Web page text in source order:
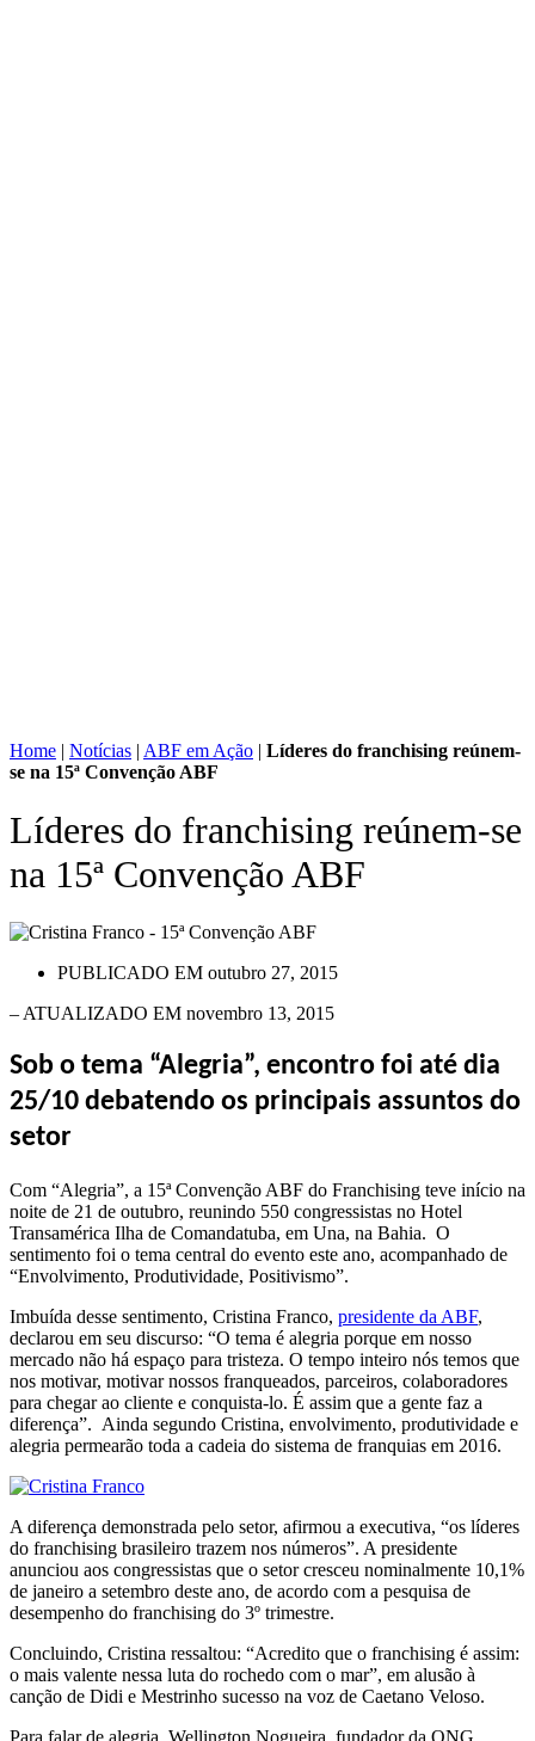
Home | Notícias | ABF em Ação | Líderes do franchising reúnem-
se na 15ª Convenção ABF
Líderes do franchising reúnem-se
na 15ª Convenção ABF
PUBLICADO EM outubro 27, 2015
– ATUALIZADO EM novembro 13, 2015
Sob o tema “Alegria”, encontro foi até dia
25/10 debatendo os principais assuntos do
setor
Com “Alegria”, a 15ª Convenção ABF do Franchising teve início na
noite de 21 de outubro, reunindo 550 congressistas no Hotel
Transamérica Ilha de Comandatuba, em Una, na Bahia. O
sentimento foi o tema central do evento este ano, acompanhado de
“Envolvimento, Produtividade, Positivismo”.
Imbuída desse sentimento, Cristina Franco, presidente da ABF,
declarou em seu discurso: “O tema é alegria porque em nosso
mercado não há espaço para tristeza. O tempo inteiro nós temos que
nos motivar, motivar nossos franqueados, parceiros, colaboradores
para chegar ao cliente e conquista-lo. É assim que a gente faz a
diferença”. Ainda segundo Cristina, envolvimento, produtividade e
alegria permearão toda a cadeia do sistema de franquias em 2016.
A diferença demonstrada pelo setor, afirmou a executiva, “os líderes
do franchising brasileiro trazem nos números”. A presidente
anunciou aos congressistas que o setor cresceu nominalmente 10,1%
de janeiro a setembro deste ano, de acordo com a pesquisa de
desempenho do franchising do 3º trimestre.
Concluindo, Cristina ressaltou: “Acredito que o franchising é assim:
o mais valente nessa luta do rochedo com o mar”, em alusão à
canção de Didi e Mestrinho sucesso na voz de Caetano Veloso.